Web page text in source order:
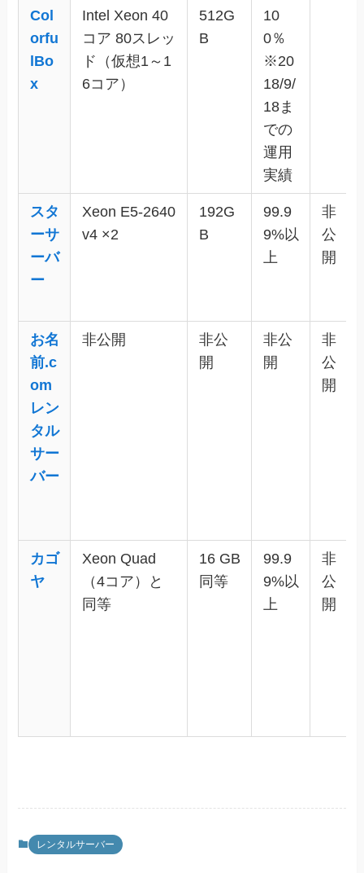
Col
orfu
lBo
x
Intel Xeon 40
コア 80スレッ
ド（仮想1～1
6コア）
512G
B
10
0％
※20
18/9/
18ま
での
運用
実績
スタ
ーサ
ーバ
ー
Xeon E5-2640
v4 ×2
192G
B
99.9
9%以
上
非
公
開
お名
前.c
om
レン
タル
サー
バー
非公開
非公
開
非公
開
非
公
開
カゴ
ヤ
Xeon Quad
（4コア）と
同等
16 GB
同等
99.9
9%以
上
非
公
開
レンタルサーバー